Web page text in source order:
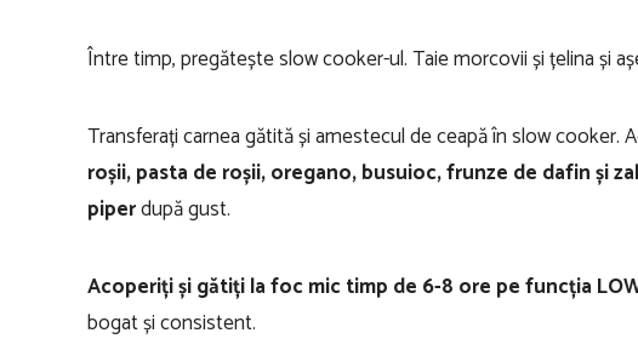
Între timp, pregătește slow cooker-ul. Taie morcovii și țelina și
Transferați carnea gătită și amestecul de ceapă în slow cooker.
roșii, pasta de roșii, oregano, busuioc, frunze de dafin și
piperdupă gust.
Acoperiți și gătiți la foc mic timp de 6-8 ore pe funcția
bogat și consistent.